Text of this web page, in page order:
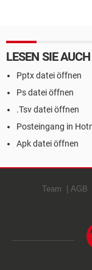
LESEN SIE AUCH
Pptx datei öffnen
Ps datei öffnen
.Tsv datei öffnen
Posteingang in
Apk datei öffnen
Team AGB